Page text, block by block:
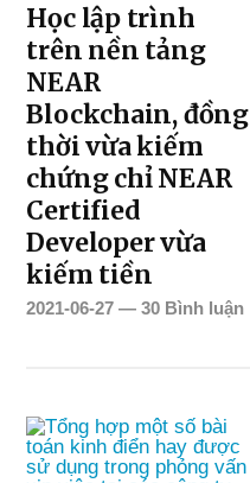
Học lập trình
trên nền tảng
NEAR
Blockchain, đồng
thời vừa kiếm
chứng chỉ NEAR
Certified
Developer vừa
kiếm tiền
2021-06-27 —30 Bình luận